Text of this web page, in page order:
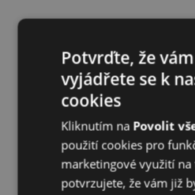
Potvrďte, že
vyjádřete se k
cookies
Kliknutím na Povolit
použití cookies pro
marketingové využití
potvrzujete, že vám již